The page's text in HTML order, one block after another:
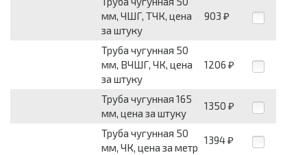
мм, ЧШГ, ТЧК, цена
за штуку
903 ₽
Труба чугунная 50
мм, ВЧШГ, ЧК, цена
за штуку
1206 ₽
Труба чугунная 165
мм, цена за штуку
1350 ₽
Труба чугунная 50
мм, ЧК, цена за метр
1394 ₽